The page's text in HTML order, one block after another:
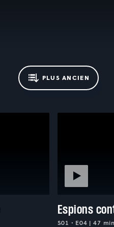
PLUS ANCIEN
Espions
S01 • E04 | 47